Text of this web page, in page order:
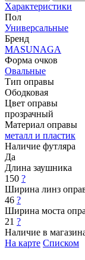
Характеристики
Пол
Универсальные
Бренд
MASUNAGA
Форма очков
Овальные
Тип оправы
Ободковая
Цвет оправы
прозрачный
Материал оправы
металл и пластик
Наличие футляра
Да
Длина заушника
150 ?
Ширина линз
46 ?
Ширина моста
21 ?
Наличие в
На карте Списком